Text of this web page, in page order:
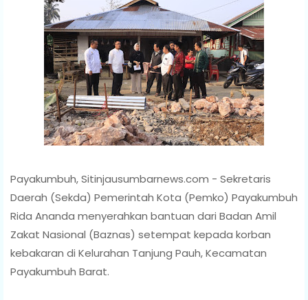
Payakumbuh, Sitinjausumbarnews.com - Sekretaris
Daerah (Sekda) Pemerintah Kota (Pemko) Payakumbuh
Rida Ananda menyerahkan bantuan dari Badan Amil
Zakat Nasional (Baznas) setempat kepada korban
kebakaran di Kelurahan Tanjung Pauh, Kecamatan
Payakumbuh Barat.